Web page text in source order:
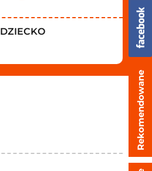
DZIECKO
Rekomendowane